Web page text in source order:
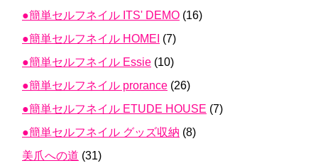
●簡単セルフネイル ITS' DEMO (16)
●簡単セルフネイル HOMEI (7)
●簡単セルフネイル Essie (10)
●簡単セルフネイル prorance (26)
●簡単セルフネイル ETUDE HOUSE (7)
●簡単セルフネイル グッズ収納 (8)
美爪への道 (31)